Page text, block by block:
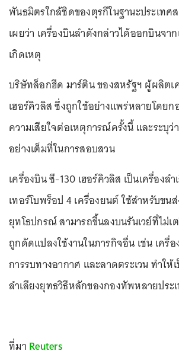
พันธมิตรใกล้ชิดของตุรกีในฐานะประเทศ
เผยว่า เครื่องบินลำดังกล่าวได้ออกบินจา
เกิดเหตุ
บริษัทล็อกฮีด มาร์ติน ของสหรัฐฯ ผู้ผลิตเ
เฮอร์คิวลิส ซึ่งถูกใช้อย่างแพร่หลายโดย
ความเสียใจต่อเหตุการณ์ครั้งนี้ และระบุว่
อย่างเต็มที่ในการสอบสวน
เครื่องบิน ซี-130 เฮอร์คิวลิส เป็นเครื่องล
เทอร์โบพร็อป 4 เครื่องยนต์ ใช้สำหรับขน
ยุทโธปกรณ์ สามารถขึ้นลงบนรันเวย์ที่ไม่เ
ถูกดัดแปลงใช้งานในภารกิจอื่น เช่น เครื่
การรบทางอากาศ และลาดตระเวน ทำให้
ลำเลียงยุทธวิธีหลักของกองทัพหลายประ
ที่มา Reuters